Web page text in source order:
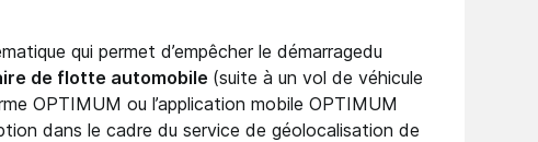
qui permet d’empêcher le démarragedu
de flotte automobile (suite à un vol de véhicule
OPTIMUM oul’application mobile OPTIMUM
dans le cadre du service de géolocalisation de